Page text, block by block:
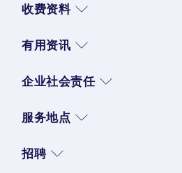
收费资料
有用资讯
企业社会责任
服务地点
招聘